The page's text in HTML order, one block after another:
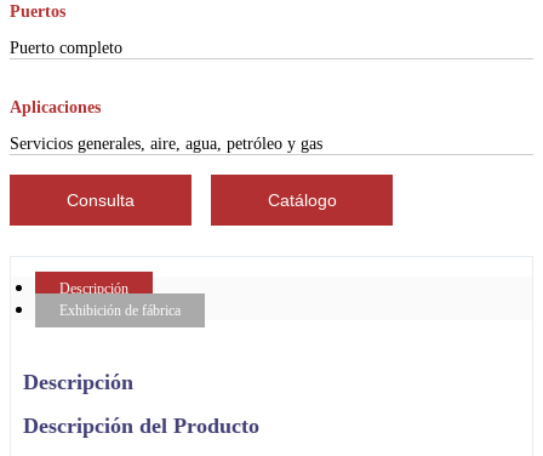
Puertos
Puerto completo
Aplicaciones
Servicios generales, aire, agua, petróleo y gas
Consulta Catálogo
Descripción
Exhibición de fábrica
Descripción
Descripción del Producto